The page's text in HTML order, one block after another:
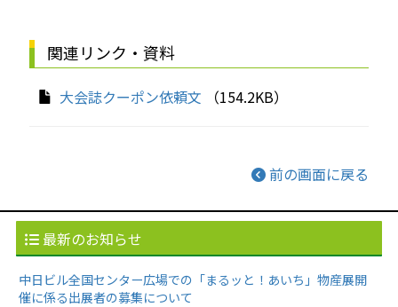
関連リンク・資料
大会誌クーポン依頼文 （154.2KB）
前の画面に戻る
最新のお知らせ
中日ビル全国センター広場での「まるッと！あいち」物産展開
催に係る出展者の募集について